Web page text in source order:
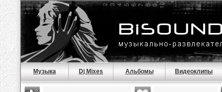
Музыка Dj Mixes Альбомы Видеоклипы